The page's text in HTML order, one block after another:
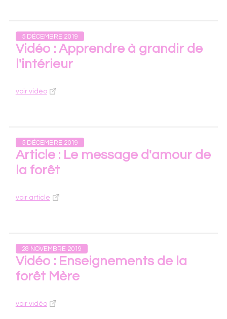
5 DÉCEMBRE 2019
Vidéo : Apprendre à grandir de
l'intérieur
voir vidéo
5 DÉCEMBRE 2019
Article : Le message d'amour de
la forêt
voir article
28 NOVEMBRE 2019
Vidéo : Enseignements de la
forêt Mère
voir vidéo